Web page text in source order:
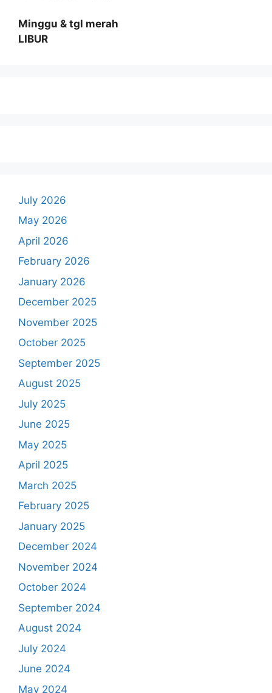
Minggu & tgl merah
LIBUR
July 2026
May 2026
April 2026
February 2026
January 2026
December 2025
November 2025
October 2025
September 2025
August 2025
July 2025
June 2025
May 2025
April 2025
March 2025
February 2025
January 2025
December 2024
November 2024
October 2024
September 2024
August 2024
July 2024
June 2024
May 2024